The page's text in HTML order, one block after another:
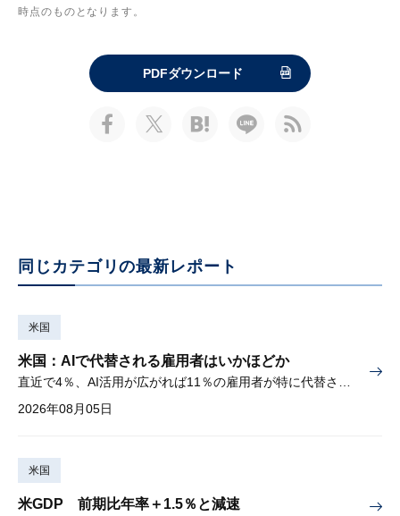
時点のものとなります。
PDFダウンロード
同じカテゴリの最新レポート
米国
米国：AIで代替される雇用者はいかほどか
2026年08月05日
米国
米GDP 前期比年率＋1.5％と減速